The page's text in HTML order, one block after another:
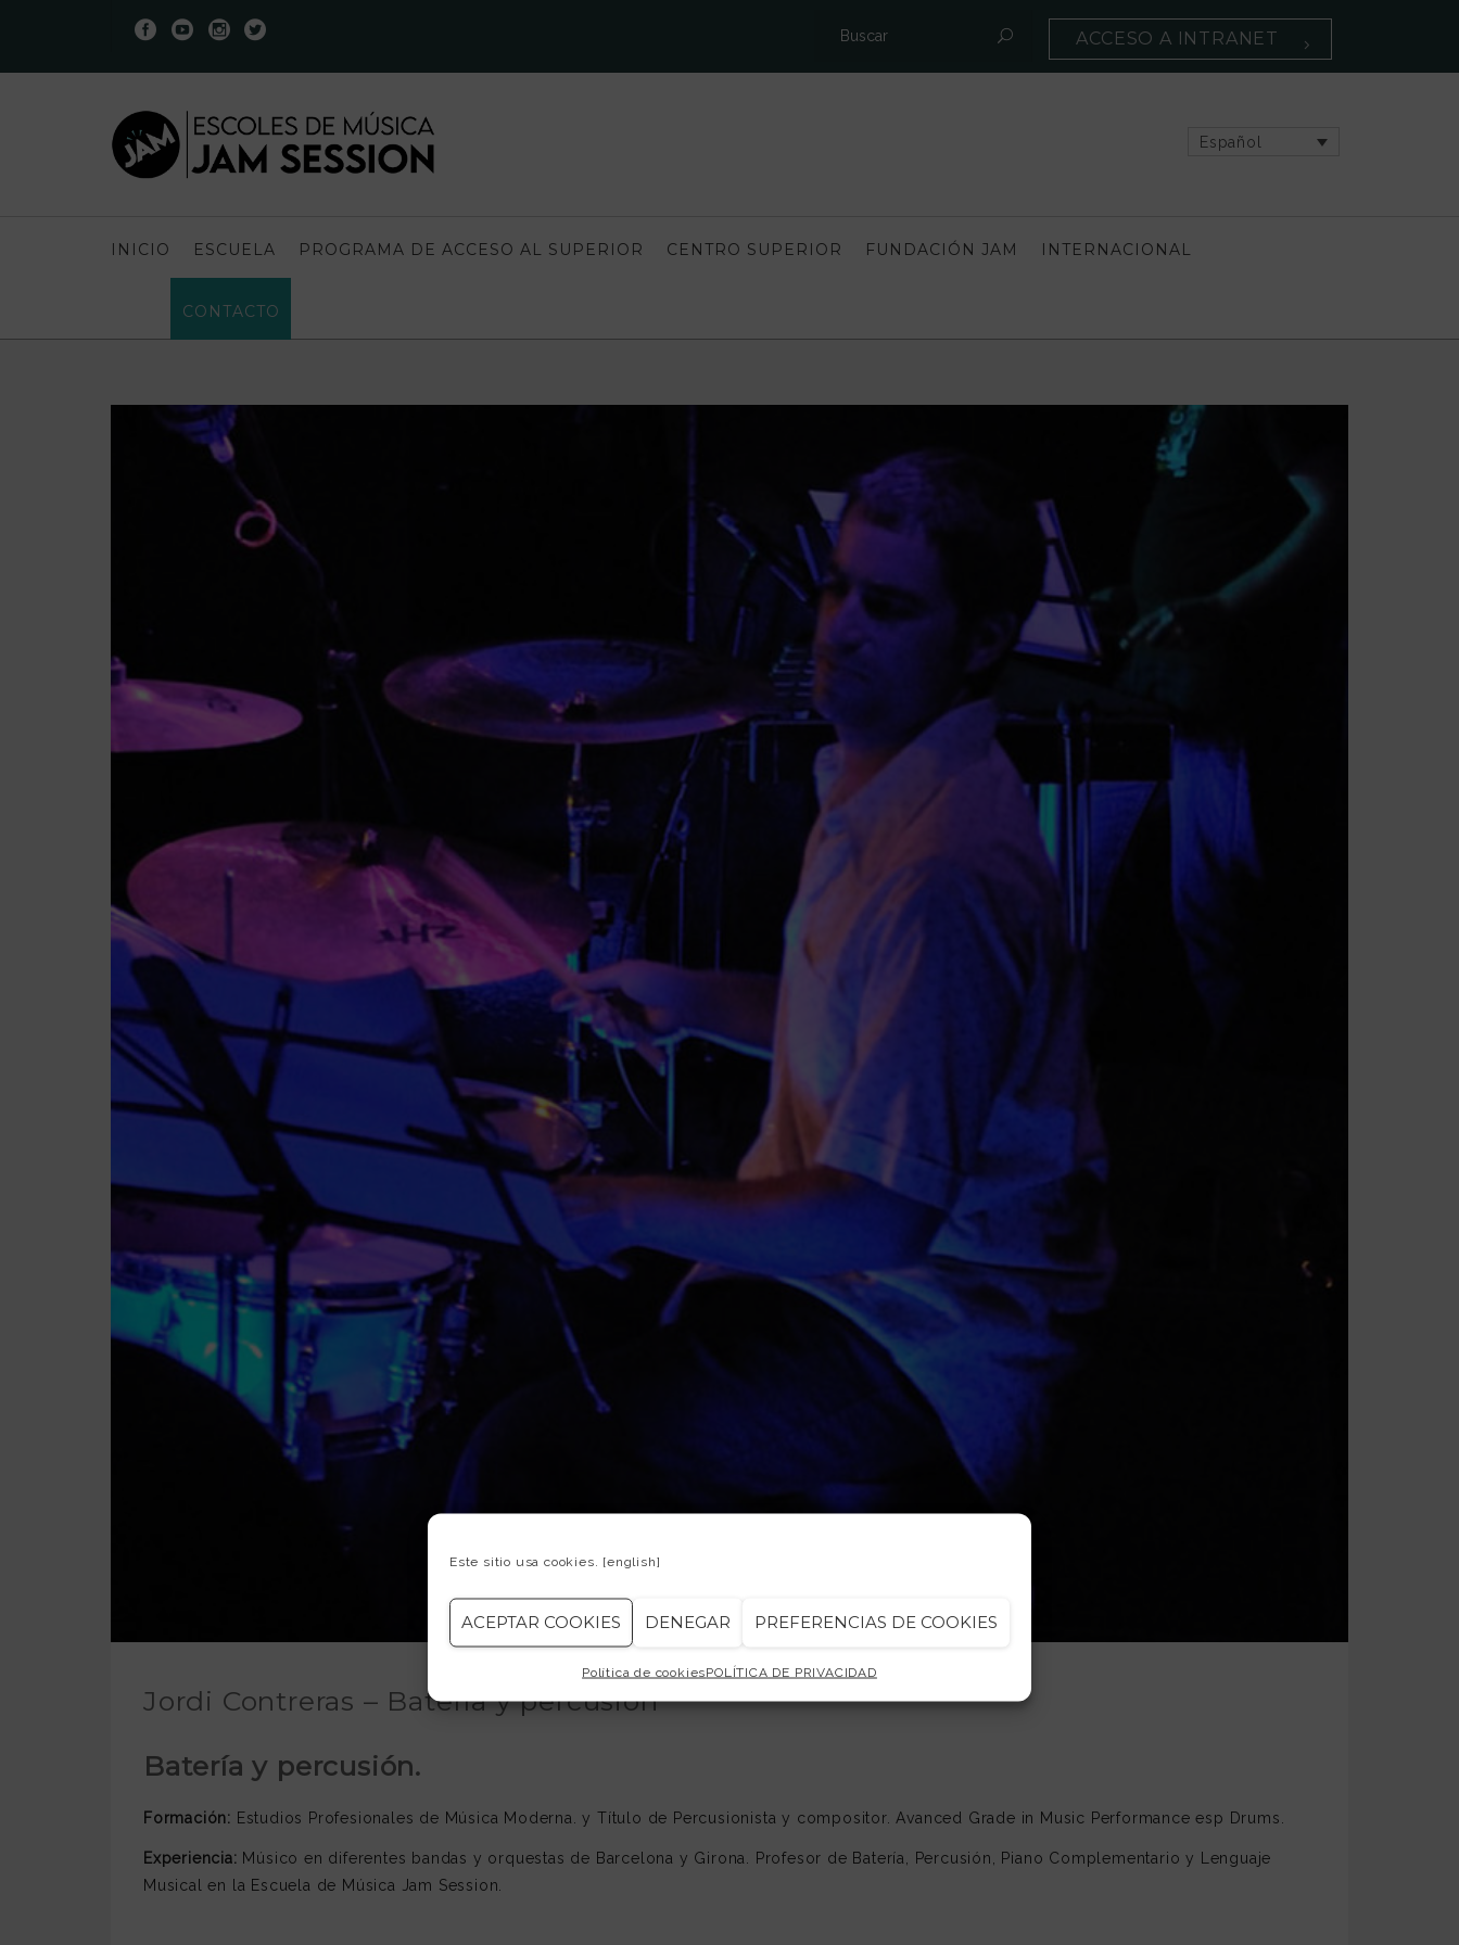
Este sitio usa cookies. [english]
ACEPTAR COOKIES DENEGAR PREFERENCIAS DE COOKIES
Política de cookiesPOLÍTICA DE PRIVACIDAD
ACCESO A INTRANET
Español
INICIO ESCUELA PROGRAMA DE ACCESO AL SUPERIOR CENTRO SUPERIOR FUNDACIÓN JAM INTERNACIONAL
CONTACTO
Jordi Contreras – Batería y percusión
Batería y percusión.
Formación: Estudios Profesionales de Música Moderna. y Título de Percusionista y compositor. Avanced Grade in Music Performance esp Drums.
Experiencia: Músico en diferentes bandas y orquestas de Barcelona y Girona. Profesor de Batería, Percusión, Piano Complementario y Lenguaje
Musical en la Escuela de Música Jam Session.